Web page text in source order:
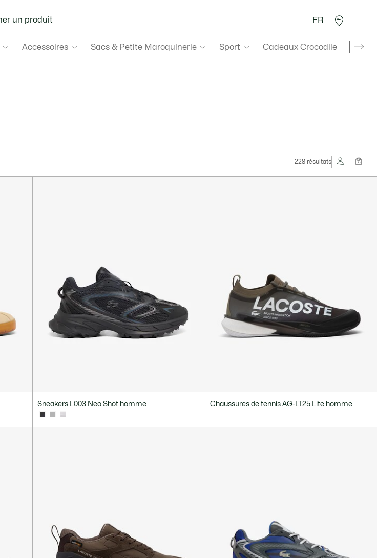
Accessoires Sacs & Petite Maroquinerie Sport Cadeaux Crocodile
FR
228 résultats
Sneakers L003 Neo Shot homme Chaussures de tennis AG-LT25 Lite homme